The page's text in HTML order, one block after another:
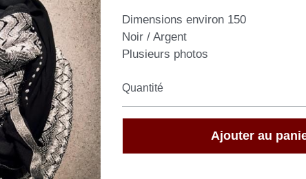
Plusieurs photos
Quantité
Ajouter au